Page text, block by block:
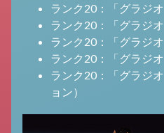
ランク20：「グラジ
ランク20：「グラジ
ランク20：「グラジ
ランク20：「グラジ
ランク20：「グラジ
ョン）